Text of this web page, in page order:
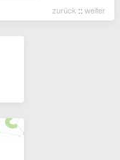
zurück :: weiter